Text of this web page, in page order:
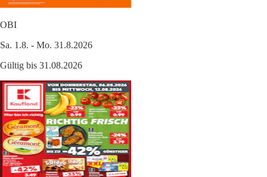
OBI
Sa. 1.8. - Mo. 31.8.2026
Gültig bis 31.08.2026